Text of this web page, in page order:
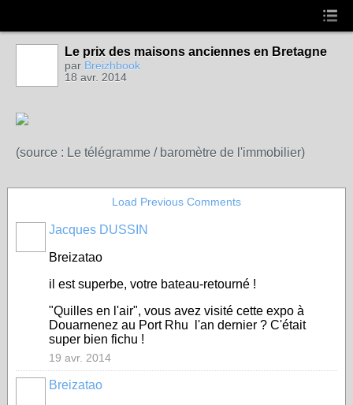
Le prix des maisons anciennes en Bretagne
par Breizhbook
18 avr. 2014
(source : Le télégramme / baromètre de l'immobilier)
Load Previous Comments
Jacques DUSSIN
Breizatao
il est superbe, votre bateau-retourné !
"Quilles en l'air", vous avez visité cette expo à
Douarnenez au Port Rhu l'an dernier ? C'était
super bien fichu !
19 avr. 2014
Breizatao